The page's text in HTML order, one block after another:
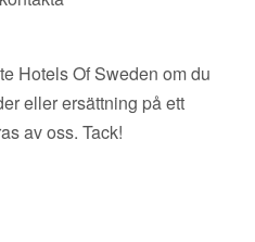
Hotels Of Sweden om du
eller ersättning på ett
av oss. Tack!